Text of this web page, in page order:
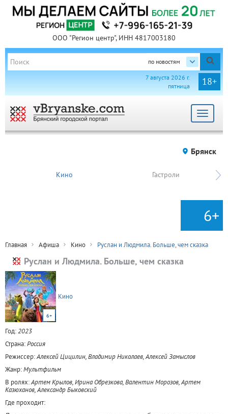
ООО "Регион центр", ИНН 4817003180
по новостям
18+
7 августа 2026 г.
пятница
Toggle
Брянск
Кино Гастроли
6+
Главная Афиша Кино Руслан и Людмила. Больше, чем сказка
Руслан и Людмила. Больше, чем сказка
6+
Кино
Год:2023
Страна:Россия
Режиссер:Алексей Цицилин, Владимир Николаев, Алексей Замыслов
Жанр:Мультфильм
В ролях:Артем Крылов, Ирина Обрезкова, Валентин Морозов, Артем
Казюханов, Александр Быковский
Где проходит: